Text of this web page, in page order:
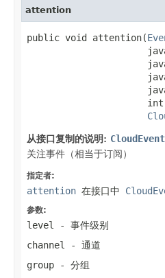
attention
public void attention(
int
从接口复制的说明:
关注事件（相当于订阅）
指定者:
attention 在接口中
参数:
level
- 事件级别
channel
- 通道
group - 分组